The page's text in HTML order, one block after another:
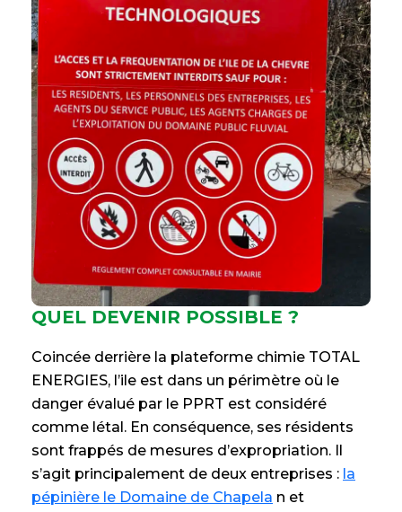
QUEL DEVENIR POSSIBLE ?
Coincée derrière la plateforme chimie TOTAL
ENERGIES, l’ile est dans un périmètre où le
danger évalué par le PPRT est considéré
comme létal. En conséquence, ses résidents
sont frappés de mesures d’expropriation. Il
s’agit principalement de deux entreprises : la
pépinière le Domaine de Chapela n et